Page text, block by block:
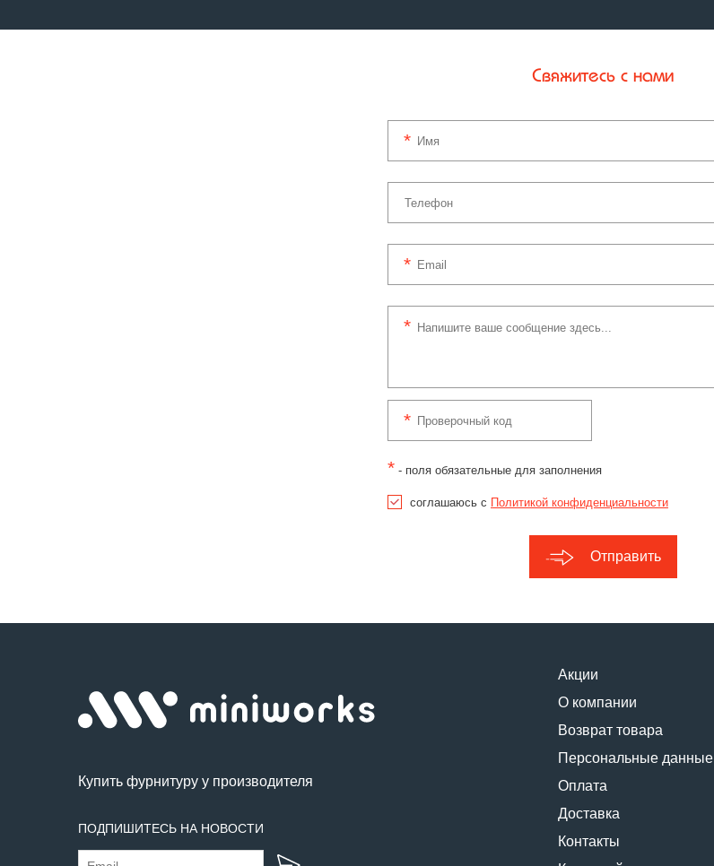
Свяжитесь с нами
* - поля обязательные для заполнения
соглашаюсь с Политикой конфиденциальности
Отправить
Купить фурнитуру у производителя
ПОДПИШИТЕСЬ НА НОВОСТИ
Акции
О компании
Возврат товара
Персональные данные
Оплата
Доставка
Контакты